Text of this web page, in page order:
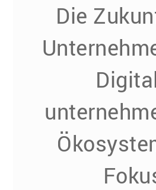
Die